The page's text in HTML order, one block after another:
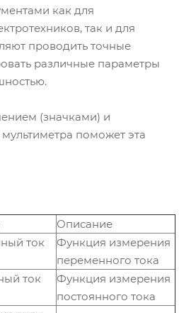
как для
так и для
проводить точные
различные параметры
(значками) и
поможет эта
Описание
ток
Функция измерения
переменного тока
ток
Функция измерения
постоянного тока